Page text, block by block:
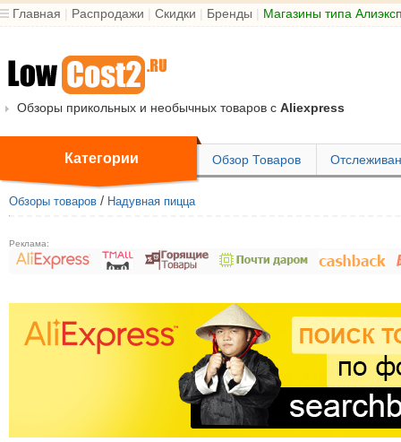
Главная | Распродажи | Скидки | Бренды | Магазины типа
Обзоры прикольных и необычных товаров с Aliexpress
Категории Обзор Товаров
Обзоры товаров / Надувная пицца
Реклама: